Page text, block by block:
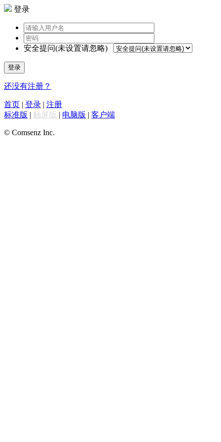
登录
安全提问(未设置请忽略)
登录
还没有注册？
首页 | 登录 | 注册
标准版 | 触屏版 | 电脑版 | 客户端
© Comsenz Inc.